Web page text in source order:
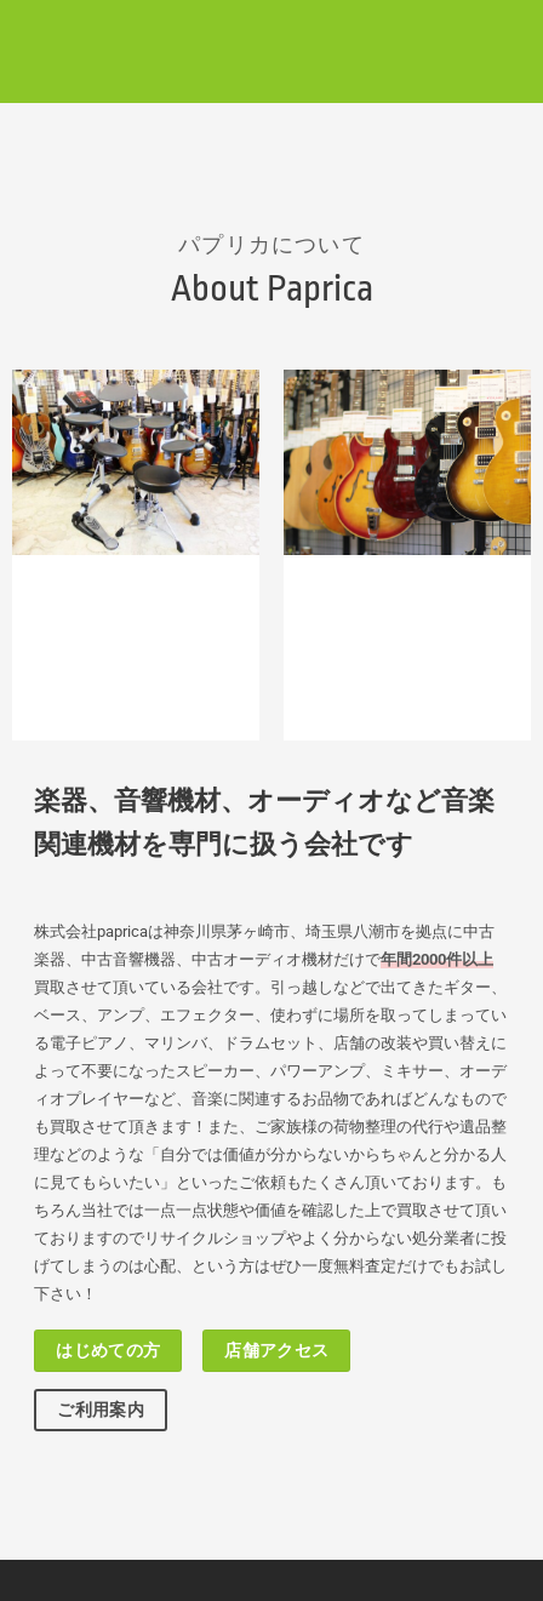
パプリカについて
About Paprica
楽器、音響機材、オーディオなど音楽
関連機材を専門に扱う会社です
株式会社papricaは神奈川県茅ヶ崎市、埼玉県八潮市を拠点に中古
楽器、中古音響機器、中古オーディオ機材だけで年間2000件以上
買取させて頂いている会社です。引っ越しなどで出てきたギター、
ベース、アンプ、エフェクター、使わずに場所を取ってしまってい
る電子ピアノ、マリンバ、ドラムセット、店舗の改装や買い替えに
よって不要になったスピーカー、パワーアンプ、ミキサー、オーデ
ィオプレイヤーなど、音楽に関連するお品物であればどんなもので
も買取させて頂きます！また、ご家族様の荷物整理の代行や遺品整
理などのような「自分では価値が分からないからちゃんと分かる人
に見てもらいたい」といったご依頼もたくさん頂いております。も
ちろん当社では一点一点状態や価値を確認した上で買取させて頂い
ておりますのでリサイクルショップやよく分からない処分業者に投
げてしまうのは心配、という方はぜひ一度無料査定だけでもお試し
下さい！
はじめての方 店舗アクセス
ご利用案内